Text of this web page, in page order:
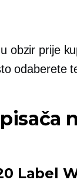
obzir prije
odaberete